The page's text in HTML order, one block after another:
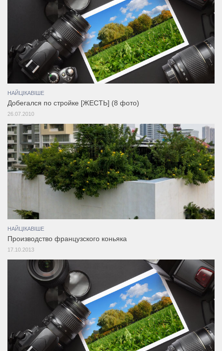
НАЙЦІКАВІШЕ
Добегался по стройке [ЖЕСТЬ] (8 фото)
26.07.2010
НАЙЦІКАВІШЕ
Производство французского коньяка
17.10.2013